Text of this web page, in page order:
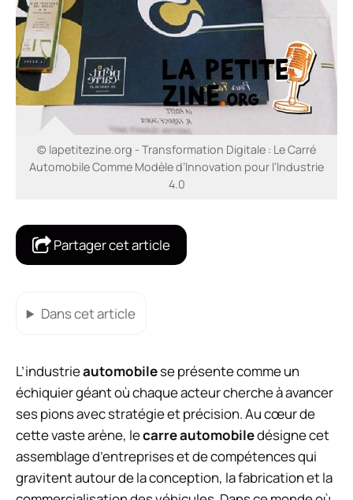
© lapetitezine.org - Transformation Digitale : Le Carré
Automobile Comme Modèle d’Innovation pour l’Industrie
4.0
Partager cet article
Dans cet article
L’industrieautomobilese présente comme un
échiquier géant où chaque acteur cherche à avancer
ses pions avec stratégie et précision. Au cœur de
cette vaste arène, lecarre automobiledésigne cet
assemblage d’entreprises et de compétences qui
gravitent autour de la conception, la fabrication et la